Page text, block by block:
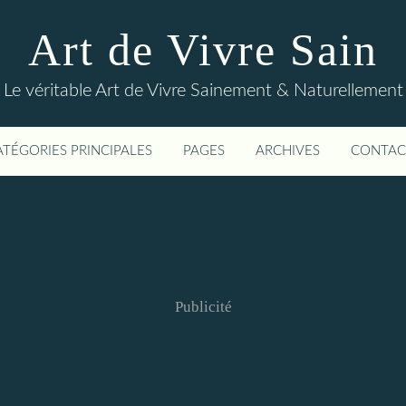
Art de Vivre Sain
Le véritable Art de Vivre Sainement & Naturellement
PRINCIPALES PAGES ARCHIVES
Publicité